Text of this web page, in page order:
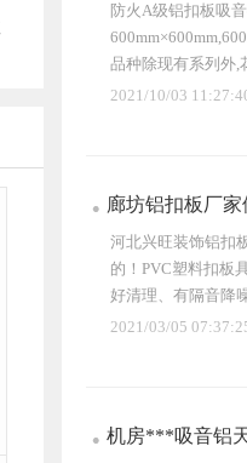
防火A级铝扣板吸
品种除现有系列外,
洗，硬度高，防火
2021/10/03
廊坊铝扣板厂
河北兴旺装饰铝扣
的！PVC塑料扣板
好清理、有隔音降
线...
2021/03/05
机房***吸音铝
600*600*0.9 工程铝天花